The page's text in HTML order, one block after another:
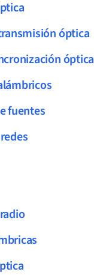
óptica
óptica
fuentes